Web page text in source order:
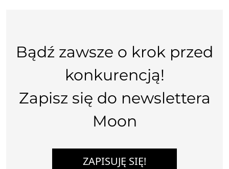
Bądź zawsze o krok przed
konkurencją!
Zapisz się do newslettera
Moon
ZAPISUJĘ SIĘ!